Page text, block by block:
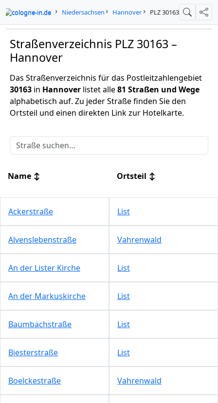
cologne-in.de Niedersachsen Hannover PLZ 30163 Suche
Straßenverzeichnis PLZ 30163 –
Hannover
Das Straßenverzeichnis für das Postleitzahlengebiet
30163 in Hannover listet alle81 Straßen und Wege
alphabetisch auf. Zu jeder Straße finden Sie den
Ortsteil und einen direkten Link zur Hotelkarte.
Name ↕ Ortsteil ↕
Ackerstraße List
Alvenslebenstraße Vahrenwald
An der Lister Kirche List
An der Markuskirche List
Baumbachstraße List
Biesterstraße List
Boelckestraße Vahrenwald